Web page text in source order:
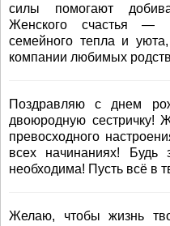
силы помогают
Женского счастья —
семейного тепла и
компании любимых
Поздравляю с днем
двоюродную сестричку!
превосходного
всех начинаниях! Будь
необходима! Пусть всё в
Желаю, чтобы жизнь